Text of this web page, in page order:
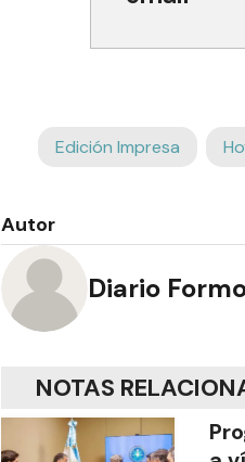
Edición Impresa
Autor
Diario
NOTAS